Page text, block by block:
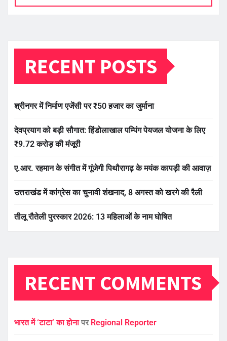
RECENT POSTS
श्रीनगर में निर्माण एजेंसी पर ₹50 हजार का जुर्माना
देवप्रयाग को बड़ी सौगात: हिंडोलाखाल पम्पिंग पेयजल योजना के लिए
₹9.72 करोड़ की मंजूरी
ए.आर. रहमान के संगीत में गूंजेगी पिथौरागढ़ के मयंक कापड़ी की आवाज़
उत्तराखंड में कांग्रेस का चुनावी शंखनाद, 8 अगस्त को खरगे की रैली
तीलू रौतेली पुरस्कार 2026: 13 महिलाओं के नाम घोषित
RECENT COMMENTS
भारत में ‘टाटा’ का होनापर Regional Reporter